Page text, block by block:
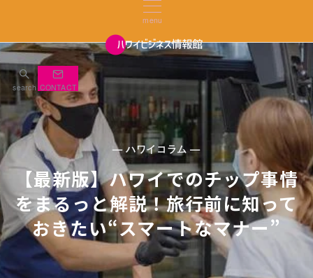
menu
search CONTACT
— ハワイコラム —
【最新版】ハワイでのチップ事情
をまるっと解説！旅行前に知って
おきたい“スマートなマナー”